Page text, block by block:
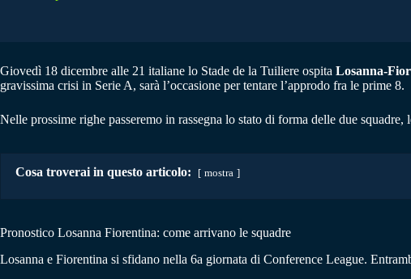
Giovedì 18 dicembre alle 21 italiane lo Stade de la Tuiliere ospita Losanna-
gravissima crisi in Serie A, sarà l’occasione per tentare l’approdo fra le prime 8.
Nelle prossime righe passeremo in rassegna lo stato di forma delle due squadre,
Cosa troverai in questo articolo: mostra
Pronostico Losanna Fiorentina: come arrivano le squadre
Losanna e Fiorentina si sfidano nella 6a giornata di Conference League.